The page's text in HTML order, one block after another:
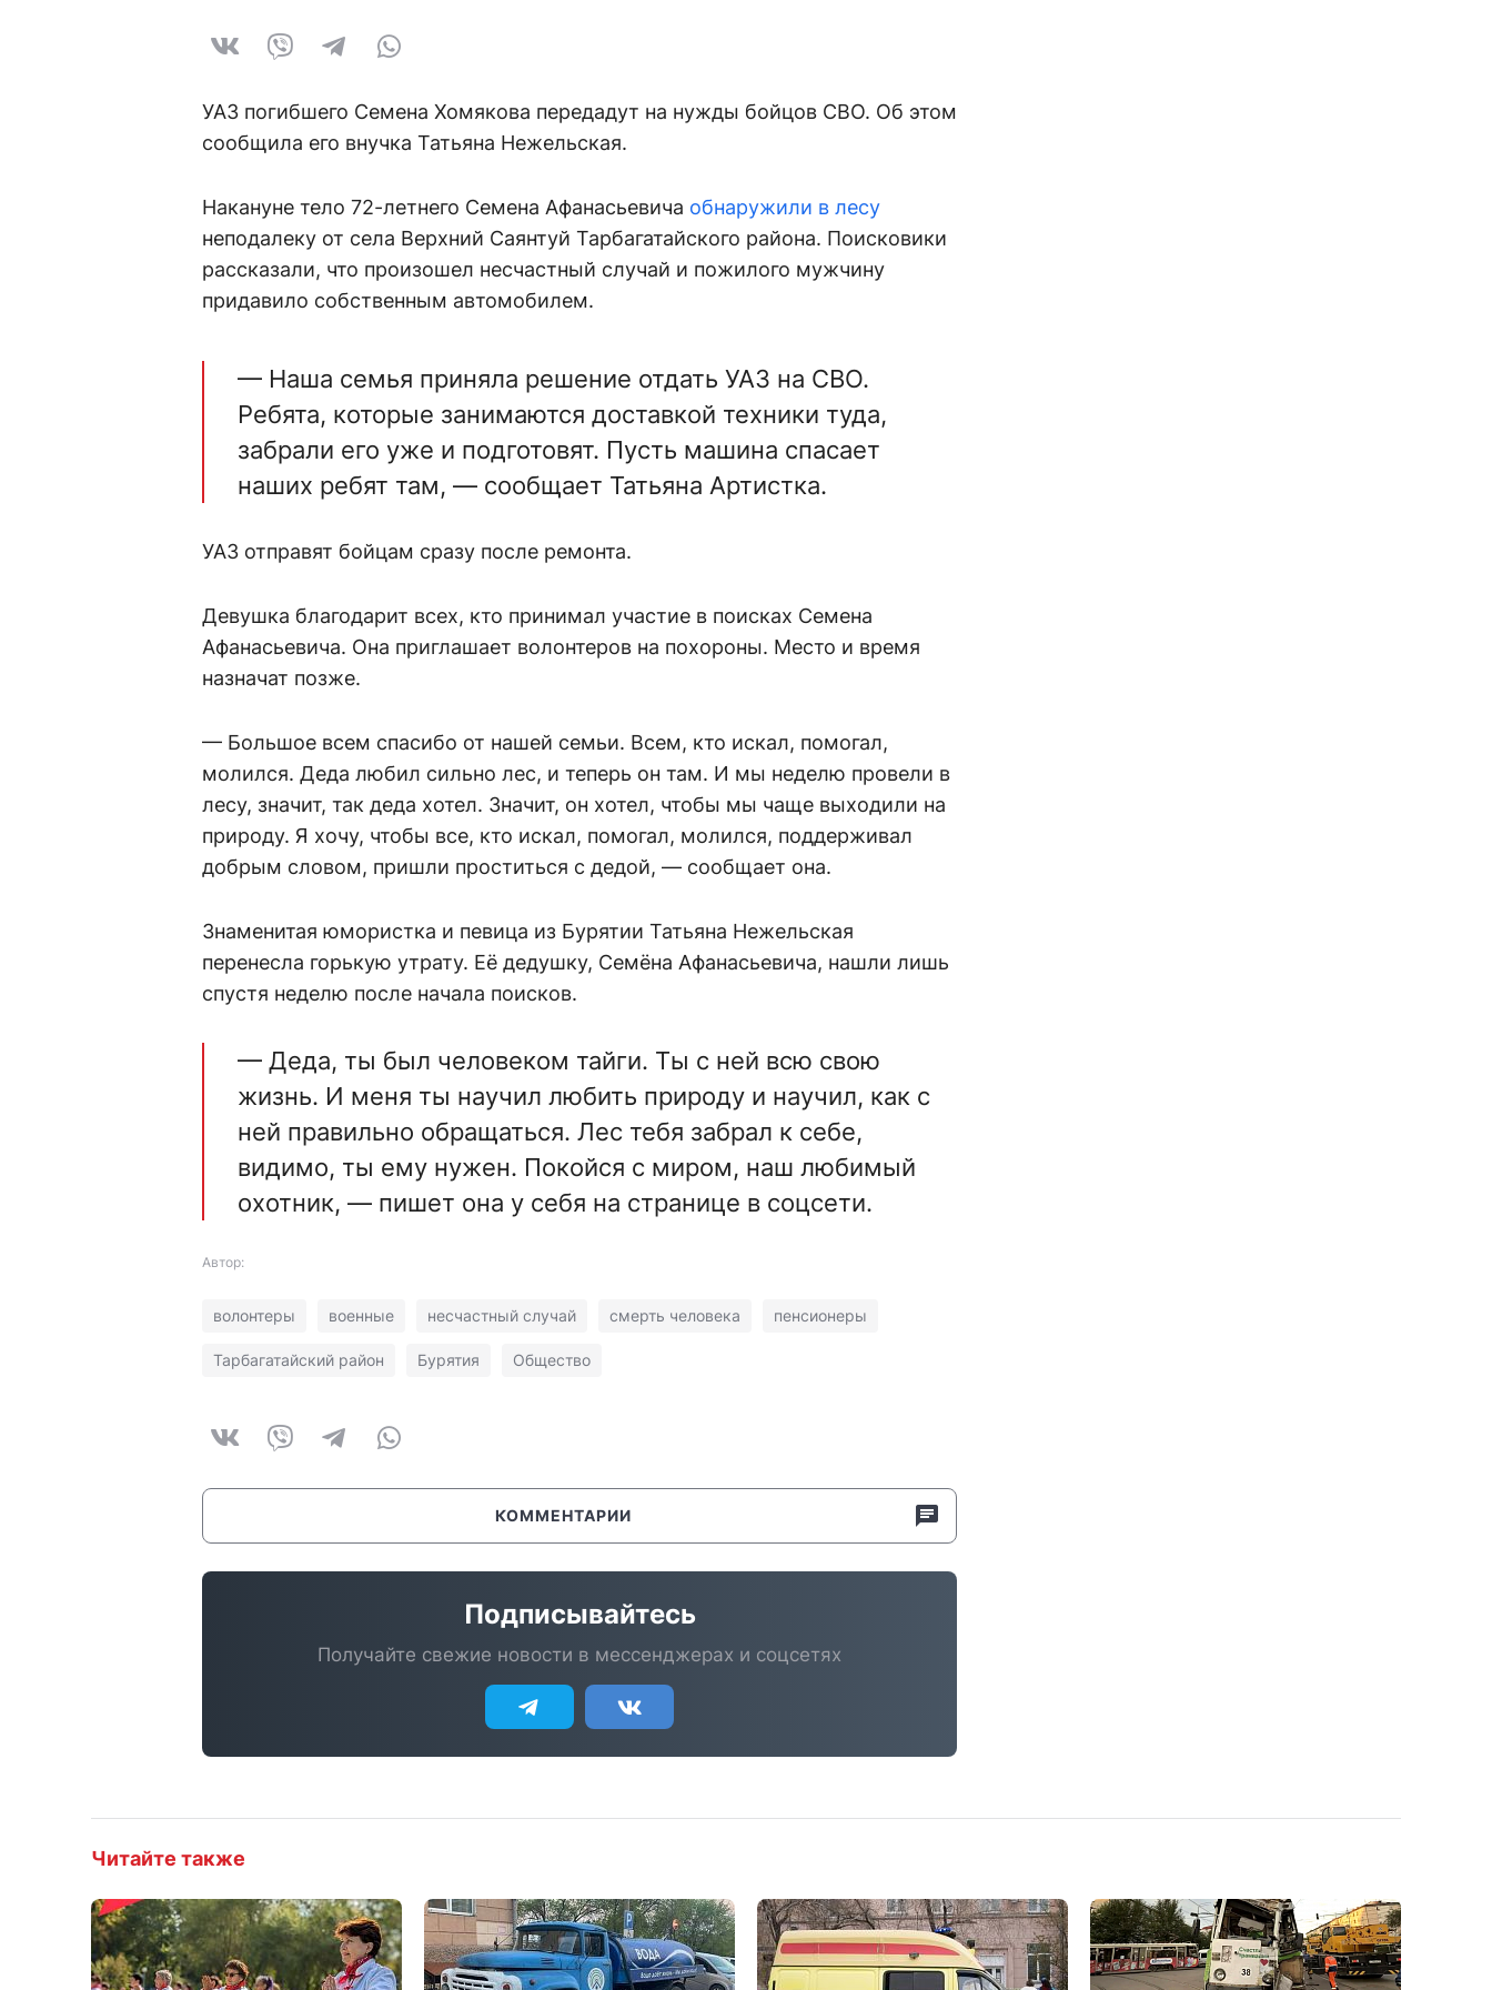
УАЗ погибшего Семена Хомякова передадут на нужды бойцов СВО. Об этом
сообщила его внучка Татьяна Нежельская.
Накануне тело 72-летнего Семена Афанасьевича обнаружили в лесу
неподалеку от села Верхний Саянтуй Тарбагатайского района. Поисковики
рассказали, что произошел несчастный случай и пожилого мужчину
придавило собственным автомобилем.
— Наша семья приняла решение отдать УАЗ на СВО.
Ребята, которые занимаются доставкой техники туда,
забрали его уже и подготовят. Пусть машина спасает
наших ребят там, — сообщает Татьяна Артистка.
УАЗ отправят бойцам сразу после ремонта.
Девушка благодарит всех, кто принимал участие в поисках Семена
Афанасьевича. Она приглашает волонтеров на похороны. Место и время
назначат позже.
— Большое всем спасибо от нашей семьи. Всем, кто искал, помогал,
молился. Деда любил сильно лес, и теперь он там. И мы неделю провели в
лесу, значит, так деда хотел. Значит, он хотел, чтобы мы чаще выходили на
природу. Я хочу, чтобы все, кто искал, помогал, молился, поддерживал
добрым словом, пришли проститься с дедой, — сообщает она.
Знаменитая юмористка и певица из Бурятии Татьяна Нежельская
перенесла горькую утрату. Её дедушку, Семёна Афанасьевича, нашли лишь
спустя неделю после начала поисков.
— Деда, ты был человеком тайги. Ты с ней всю свою
жизнь. И меня ты научил любить природу и научил, как с
ней правильно обращаться. Лес тебя забрал к себе,
видимо, ты ему нужен. Покойся с миром, наш любимый
охотник, — пишет она у себя на странице в соцсети.
Автор:
волонтеры военные несчастный случай смерть человека пенсионеры
Тарбагатайский район Бурятия Общество
КОММЕНТАРИИ
Подписывайтесь
Получайте свежие новости в мессенджерах и соцсетях
Читайте также